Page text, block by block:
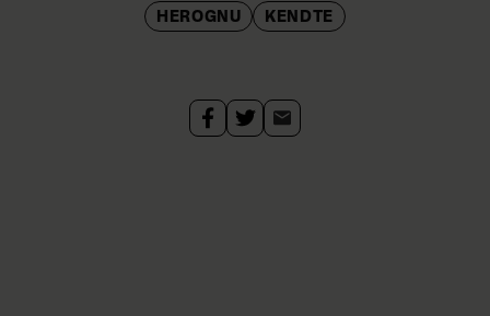
HEROGNU KENDTE